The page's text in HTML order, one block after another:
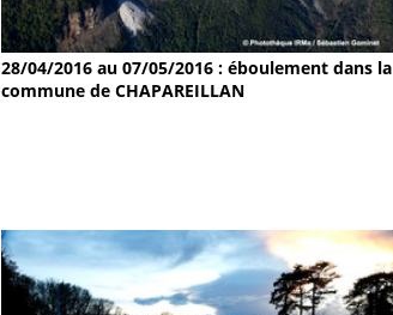
28/04/2016 au 07/05/2016 : éboulement dans la
commune de CHAPAREILLAN